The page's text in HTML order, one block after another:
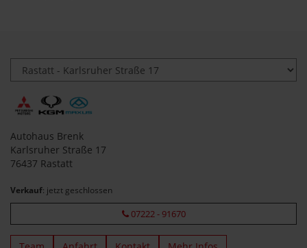
Autohaus Brenk
Karlsruher Straße 17
76437 Rastatt
Verkauf: jetzt geschlossen
07222 - 91670